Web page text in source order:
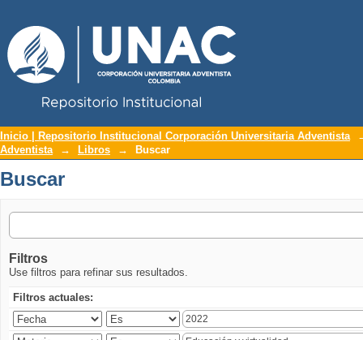
Buscar
Inicio | Repositorio Institucional Corporación Universitaria Adventista
Adventista
→ Libros → Buscar
Buscar
Filtros
Use filtros para refinar sus resultados.
Filtros actuales: